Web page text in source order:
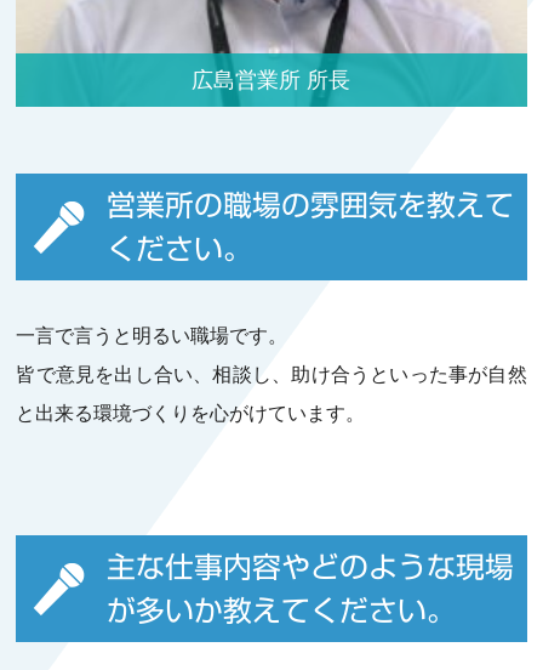
広島営業所 所長
営業所の職場の雰囲気を教えて
ください。
一言で言うと明るい職場です。
皆で意見を出し合い、相談し、助け合うといった事が自然
と出来る環境づくりを心がけています。
主な仕事内容やどのような現場
が多いか教えてください。